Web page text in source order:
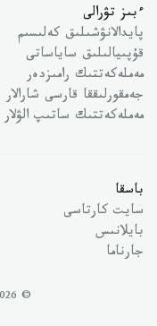
ءبىز تۋرالى
پايدالانۋشىلىق كەلىسىم
قۇپىيالىلىق ساياساتى
مەملەكەتتىك رامىزدەر
جەمقورلىققا قارسى شارالار
مەملەكەتتىك ساتىپ الۋلار
باسقا
سايت كارتاسى
بايلانىس
جارناما
© 2026 «KAZINFORM» حاق